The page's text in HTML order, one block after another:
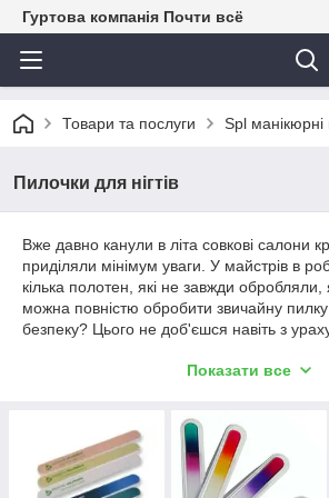
Гуртова компанія Почти всё
Товари та послуги Spl
Пилочки для нігтів
Вже давно канули в літа совкові салони
приділяли мінімум уваги. У майстрів в
кілька полотен, які не завжди обробляли,
можна повністю обробити звичайну пилку
безпеку? Цього не доб'єшся навіть з
Саме з цієї причини більшість майстрів
цьому клієнту можна гарантувати безпеку
захворювань – хоч від грибка, хоч від
Купити за вигідними цінамипилочки
Показати все